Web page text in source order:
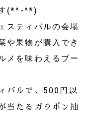
(*^-^*)
スティバルの会場
や果物が購入でき
メを味わえるブー
バルで、 500 円以
当たるガラポン抽